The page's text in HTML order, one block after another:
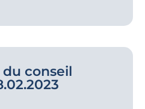
du conseil